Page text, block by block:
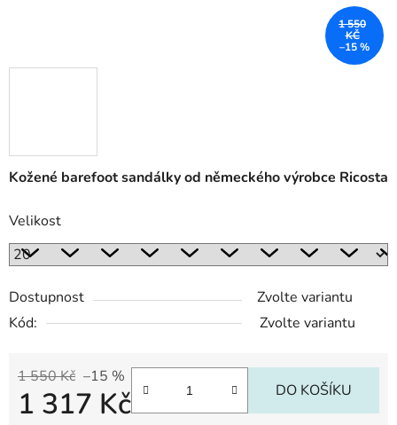
Kožené barefoot sandálky od německého výrobce Ricosta
Velikost
Dostupnost
Zvolte variantu
Kód:
Zvolte variantu
1 550 Kč –15 %
1 317 Kč DO KOŠÍKU
1 550
KČ
–15 %